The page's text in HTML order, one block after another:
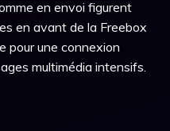
en envoi figurent
en avant de la Freebox
pour une connexion
multimédia intensifs.